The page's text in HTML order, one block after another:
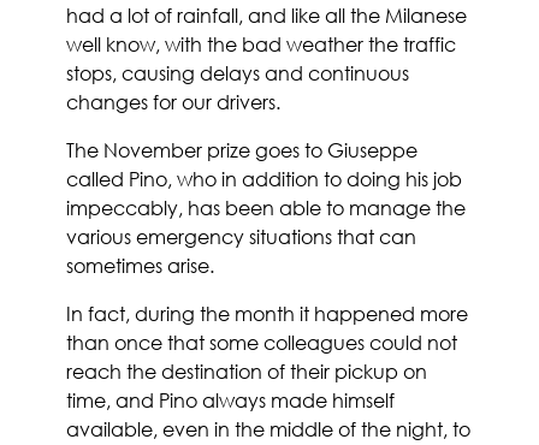
had a lot of rainfall, and like all the Milanese
well know, with the bad weather the traffic
stops, causing delays and continuous
changes for our drivers.
The November prize goes to Giuseppe
called Pino, who in addition to doing his job
impeccably, has been able to manage the
various emergency situations that can
sometimes arise.
In fact, during the month it happened more
than once that some colleagues could not
reach the destination of their pickup on
time, and Pino always made himself
available, even in the middle of the night, to